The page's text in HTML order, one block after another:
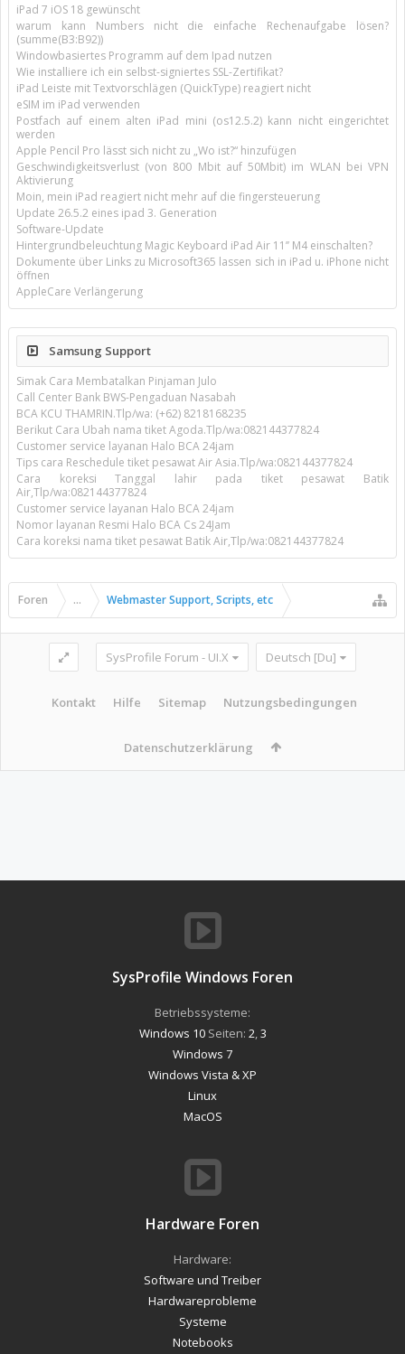
iPad 7 iOS 18 gewünscht
warum kann Numbers nicht die einfache Rechenaufgabe lösen?
(summe(B3:B92))
Windowbasiertes Programm auf dem Ipad nutzen
Wie installiere ich ein selbst-signiertes SSL-Zertifikat?
iPad Leiste mit Textvorschlägen (QuickType) reagiert nicht
eSIM im iPad verwenden
Postfach auf einem alten iPad mini (os12.5.2) kann nicht eingerichtet
werden
Apple Pencil Pro lässt sich nicht zu „Wo ist?“ hinzufügen
Geschwindigkeitsverlust (von 800 Mbit auf 50Mbit) im WLAN bei VPN
Aktivierung
Moin, mein iPad reagiert nicht mehr auf die fingersteuerung
Update 26.5.2 eines ipad 3. Generation
Software-Update
Hintergrundbeleuchtung Magic Keyboard iPad Air 11’’ M4 einschalten?
Dokumente über Links zu Microsoft365 lassen sich in iPad u. iPhone nicht
öffnen
AppleCare Verlängerung
Samsung Support
Simak Cara Membatalkan Pinjaman Julo
Call Center Bank BWS-Pengaduan Nasabah
BCA KCU THAMRIN.Tlp/wa: (+62) 8218168235
Berikut Cara Ubah nama tiket Agoda.Tlp/wa:082144377824
Customer service layanan Halo BCA 24jam
Tips cara Reschedule tiket pesawat Air Asia.Tlp/wa:082144377824
Cara koreksi Tanggal lahir pada tiket pesawat Batik
Air,Tlp/wa:082144377824
Customer service layanan Halo BCA 24jam
Nomor layanan Resmi Halo BCA Cs 24Jam
Cara koreksi nama tiket pesawat Batik Air,Tlp/wa:082144377824
Foren ... Webmaster Support, Scripts, etc
SysProfile Forum - UI.X Deutsch [Du]
Kontakt Hilfe Sitemap Nutzungsbedingungen
Datenschutzerklärung
SysProfile Windows Foren
Betriebssysteme:
Windows 10Seiten: 2,3
Windows 7
Windows Vista & XP
Linux
MacOS
Hardware Foren
Hardware:
Software und Treiber
Hardwareprobleme
Systeme
Notebooks